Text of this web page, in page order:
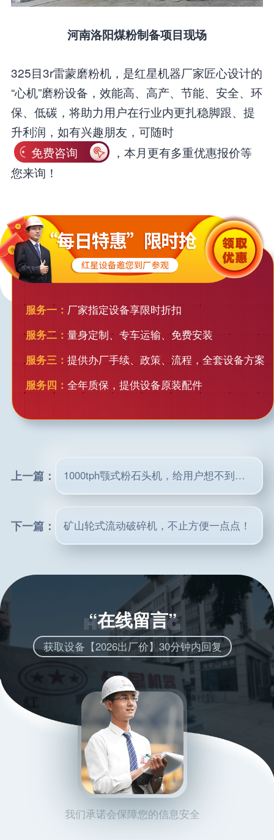
河南洛阳煤粉制备项目现场
325目3r雷蒙磨粉机，是红星机器厂家匠心设计的
“心机”磨粉设备，效能高、高产、节能、安全、环
保、低碳，将助力用户在行业内更扎稳脚跟、提
升利润，如有兴趣朋友，可随时
免费咨询
，本月更有多重优惠报价等
您来询！
服务一： 厂家指定设备享限时折扣
服务二： 量身定制、专车运输、免费安装
服务三： 提供办厂手续、政策、流程，全套设备方案
服务四： 全年质保，提供设备原装配件
上一篇： 1000tph颚式粉石头机，给用户想不到的利润空间！
下一篇： 矿山轮式流动破碎机，不止方便一点点！
“在线留言”
获取设备【2026出厂价】30分钟内回复
我们承诺会保障您的信息安全